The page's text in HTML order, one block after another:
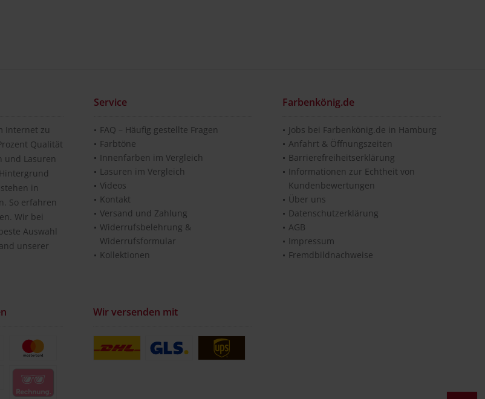
Internet zu
Qualität
und Lasuren
in
So erfahren
Wir bei
Auswahl
unserer
Service
FAQ – Häufig gestellte Fragen
Farbtöne
Innenfarben im Vergleich
Lasuren im Vergleich
Videos
Kontakt
Versand und Zahlung
Widerrufsbelehrung &
Widerrufsformular
Kollektionen
Farbenkönig.de
Jobs bei Farbenkönig.de in Hamburg
Anfahrt & Öffnungszeiten
Barrierefreiheitserklärung
Informationen zur Echtheit von
Kundenbewertungen
Über uns
Datenschutzerklärung
AGB
Impressum
Fremdbildnachweise
Wir versenden mit